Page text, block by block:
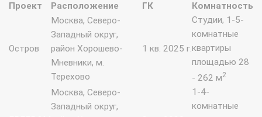
Проект
Расположение ГК Комнатность
Остров
Москва, Северо-
Западный округ,
район Хорошево-
Мневники, м.
Терехово
1 кв. 2025 г.
Студии, 1-5-
комнатные
квартиры
площадью 28
- 262 м2
Москва, Северо-
Западный округ,
1-4-
комнатные